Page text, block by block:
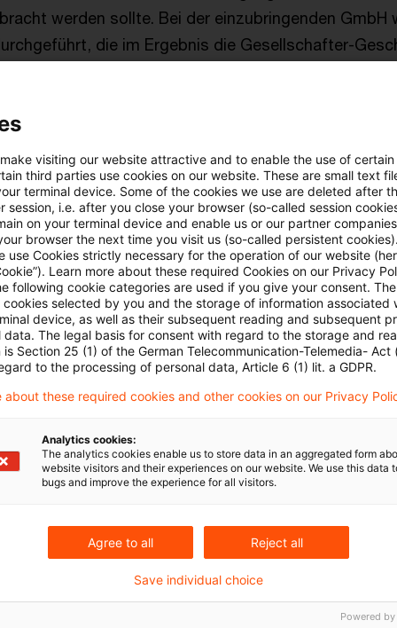
werden sollte. Bei der einzubringenden GmbH
die im Ergebnis die Gesellschafter-
sah hierin eine verdeckte
Geschäftsführerin.
demgegenüber mit ihrer Klage geltend, dass die
irrtümlich aufgrund eines Versehens
erfolgt sei.
Holstein wies die Klage ab, weil einem
der von der Klägerin dargelegte Irrtum
Blogbeitrag ).
BFH
klargestellt, dass es für die Frage, ob der für die
vorliegt, allein auf die Person der
ankommt. Er verwies den Streitfall
das Finanzgericht zurück.
2023 ( I R 9/20
), veröffentlicht am 11.
24
visiting our website attractive and to enable the use of
third parties use cookies on our website. These are small text
terminal device. Some of the cookies we use are deleted after
session, i.e. after you close your browser (so-called session
on your terminal device and enable us or our partner
browser the next time you visit us (so-called persistent
use Cookies strictly necessary for the operation of our website
Learn more about these required Cookies on our Privacy
following cookie categories are used if you give your consent.
cookies selected by you and the storage of information associated
device, as well as their subsequent reading and subsequent
data. The legal basis for consent with regard to the storage and
is Section 25 (1) of the German Telecommunication-Telemedia- Act
to the processing of personal data, Article 6 (1) lit. a GDPR.
about these required cookies and other cookies on our Privacy
Analytics cookies:
The analytics cookies enable us to store data in an aggregated form
website visitors and their experiences on our website. We use this data
bugs and improve the experience for all visitors.
Agree to all Reject all
Save individual choice
Powered by